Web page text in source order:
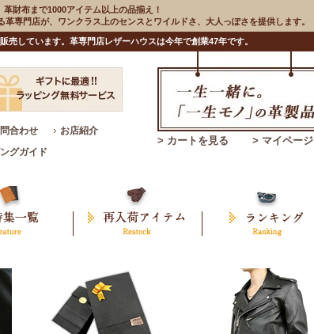
財布まで1000アイテム以上の品揃え！
専門店が、ワンクラス上のセンスとワイルドさ、大人っぽさを提供します。
しています。革専門店レザーハウスは今年で創業47年です。
合わせ
お店紹介
グガイド
> カートを見る > マイページ